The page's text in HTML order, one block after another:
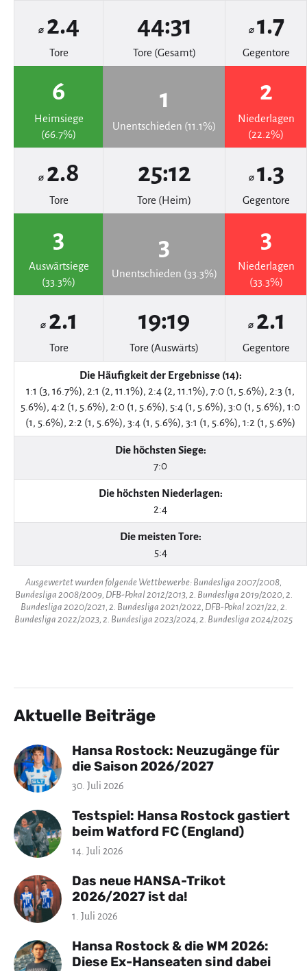
⌀ 2.4
Tore
44:31
Tore (Gesamt)
⌀ 1.7
Gegentore
6
Heimsiege
(66.7%)
1
Unentschieden (11.1%)
2
Niederlagen
(22.2%)
⌀ 2.8
Tore
25:12
Tore (Heim)
⌀ 1.3
Gegentore
3
Auswärtsiege
(33.3%)
3
Unentschieden (33.3%)
3
Niederlagen
(33.3%)
⌀ 2.1
Tore
19:19
Tore (Auswärts)
⌀ 2.1
Gegentore
Die Häufigkeit der Ergebnisse (14):
1:1 (3, 16.7%), 2:1 (2, 11.1%), 2:4 (2, 11.1%), 7:0 (1, 5.6%), 2:3 (1,
5.6%), 4:2 (1, 5.6%), 2:0 (1, 5.6%), 5:4 (1, 5.6%), 3:0 (1, 5.6%), 1:0
(1, 5.6%), 2:2 (1, 5.6%), 3:4 (1, 5.6%), 3:1 (1, 5.6%), 1:2 (1, 5.6%)
Die höchsten Siege:
7:0
Die höchsten Niederlagen:
2:4
Die meisten Tore:
5:4
Ausgewertet wurden folgende Wettbewerbe: Bundesliga 2007/2008,
Bundesliga 2008/2009, DFB-Pokal 2012/2013, 2. Bundesliga 2019/2020, 2.
Bundesliga 2020/2021, 2. Bundesliga 2021/2022, DFB-Pokal 2021/22, 2.
Bundesliga 2022/2023, 2. Bundesliga 2023/2024, 2. Bundesliga 2024/2025
Aktuelle Beiträge
Hansa Rostock: Neuzugänge für
die Saison 2026/2027
30. Juli 2026
Testspiel: Hansa Rostock gastiert
beim Watford FC (England)
14. Juli 2026
Das neue HANSA-Trikot
2026/2027 ist da!
1. Juli 2026
Hansa Rostock & die WM 2026:
Diese Ex-Hanseaten sind dabei